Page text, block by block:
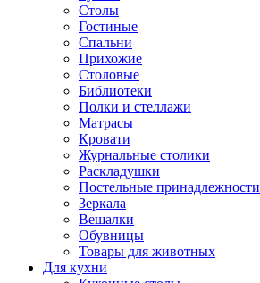
Столы
Гостиные
Спальни
Прихожие
Столовые
Библиотеки
Полки и стеллажи
Матрасы
Кровати
Журнальные столики
Раскладушки
Постельные принадлежности
Зеркала
Вешалки
Обувницы
Товары для животных
Для кухни